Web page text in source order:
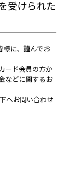
受けられた
様に、謹んでお
ード会員の方か
などに関するお
へお問い合わせ